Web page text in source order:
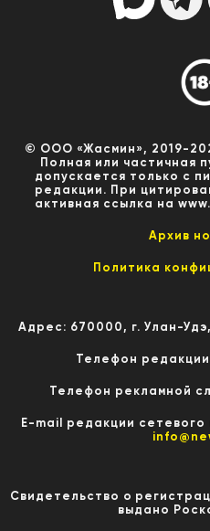
© ООО «Жасмин», 2019-
Полная или частичная
допускается только с
редакции. При
активная ссылка на
Архив
Политика
Адрес: 670000, г. Улан-
Телефон
Телефон рекламной
E-mail редакции сетевого
Свидетельство о
выдано